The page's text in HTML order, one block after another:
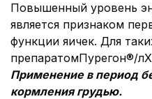
Повышенный уровень
является признаком
функции яичек. Для
препаратомПурегон®/
Применение в период
кормления грудью.